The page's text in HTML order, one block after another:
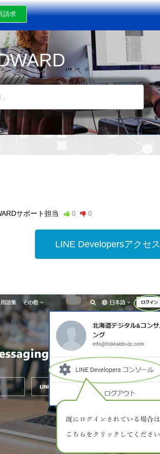
請求
サポート担当 0 0
LINE Developersアクセス